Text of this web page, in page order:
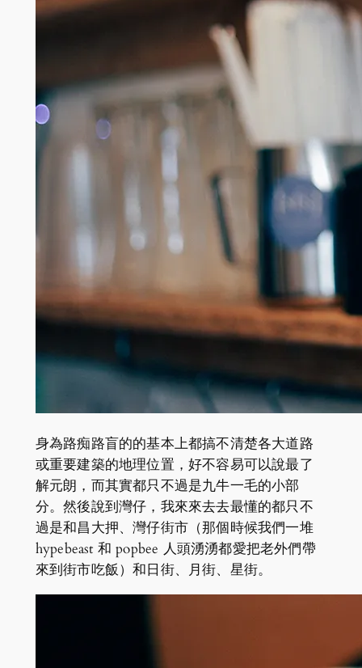
身為路痴路盲的的基本上都搞不清楚各大道路
或重要建築的地理位置，好不容易可以說最了
解元朗，而其實都只不過是九牛一毛的小部
分。然後說到灣仔，我來來去去最懂的都只不
過是和昌大押、灣仔街市（那個時候我們一堆
hypebeast 和 popbee 人頭湧湧都愛把老外們帶
來到街市吃飯）和日街、月街、星街。